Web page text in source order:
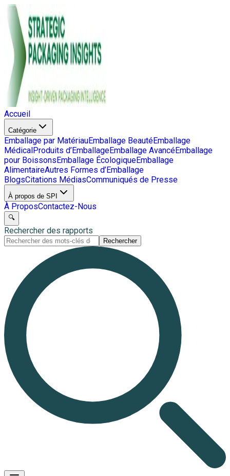
Accueil
Catégorie
Emballage par MatériauEmballage BeautéEmballage
MédicalProduits d’EmballageEmballage AvancéEmballage
pour BoissonsEmballage ÉcologiqueEmballage
AlimentaireAutres Formes d’Emballage
BlogsCitations MédiasCommuniqués de Presse
À propos de SPI
À ProposContactez-Nous
🔍
Rechercher des rapports
Rechercher